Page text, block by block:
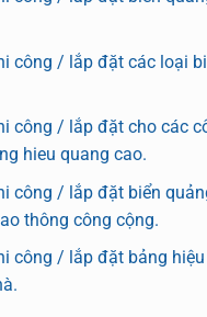
công / lắp đặt các loại
công / lắp đặt cho các
hieu quang cao.
công / lắp đặt biển
thông công cộng.
công / lắp đặt bảng